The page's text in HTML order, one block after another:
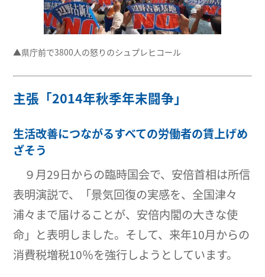
▲県庁前で3800人の怒りのシュプレヒコール
主張「2014年秋季年末闘争」
生活改善につながるすべての労働者の賃上げめ
ざそう
９月29日からの臨時国会で、安倍首相は所信
表明演説で、「景気回復の実感を、全国津々
浦々まで届けることが、安倍内閣の大きな使
命」と表明しました。そして、来年10月からの
消費税増税10％を強行しようとしています。